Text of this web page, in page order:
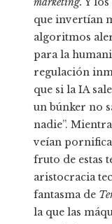
que invertían
algoritmos
para la
regulación
que si la IA
un búnker no
nadie”.
veían
fruto de estas
aristocracia
fantasma de
la que las